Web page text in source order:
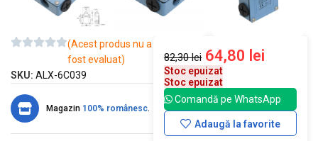
(Acest produs nu a
fost evaluat)
SKU: ALX-6C039
Magazin 100% românesc.
82,30lei 64,80 lei
Stoc epuizat
Stoc epuizat
Comandă pe WhatsApp
Adaugă la favorite